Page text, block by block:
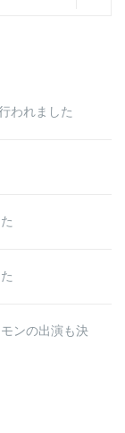
われました
ンの出演も決